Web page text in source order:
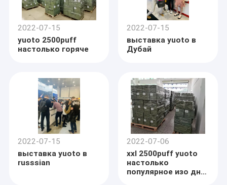
Главная страница
2022-07-15
yuoto 2500puff
настолько горяче
2022-07-15
выставка yuoto в
Дубай
2022-07-15
выставка yuoto в
russsian
2022-07-06
xxl 2500puff yuoto
настолько
популярное изо дня
Технология Шэньчжэня Dehaichun была основана в 2018 и
придерживается общего соображения дела
«ориентированного на Талант, основанного на Целостност».
Собирающ элиты индустрии, совмещая предварительную